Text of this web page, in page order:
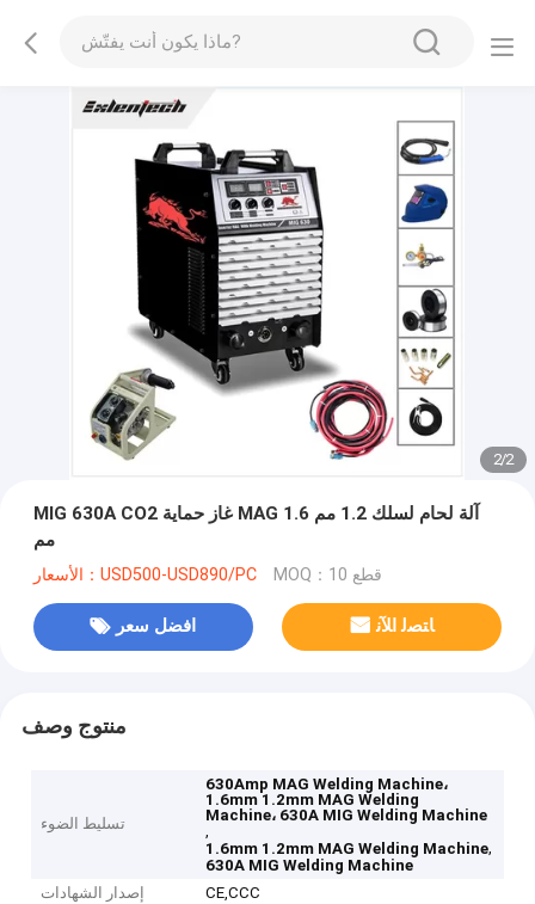
2/2
MIG 630A CO2 غاز حماية MAG آلة لحام لسلك 1.2 مم 1.6
مم
الأسعار：USD500-USD890/PC MOQ：10 قطع
افضل سعر ﺎﺘﺼﻟ ﺍﻶﻧ
منتوج وصف
تسليط الضوء
630Amp MAG Welding Machine،
1.6mm 1.2mm MAG Welding
Machine، 630A MIG Welding Machine
,
1.6mm 1.2mm MAG Welding Machine,
630A MIG Welding Machine
إصدار الشهادات
CE,CCC